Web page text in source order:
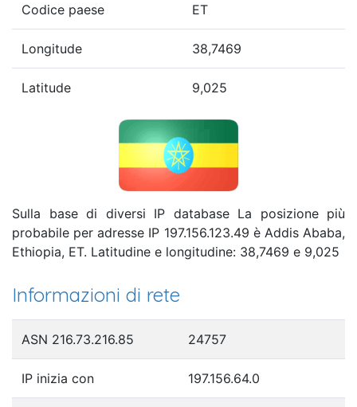
Codice paese ET
Longitude 38,7469
Latitude 9,025
Sulla base di diversi IP database La posizione più
probabile per adresse IP 197.156.123.49 è Addis Ababa,
Ethiopia, ET. Latitudine e longitudine: 38,7469 e 9,025
Informazioni di rete
ASN 216.73.216.85 24757
IP inizia con 197.156.64.0